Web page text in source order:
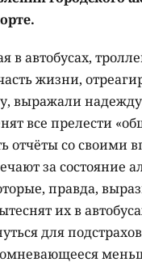
автобусах,
жизни,
выражали
все прелести
отчёты со своими
за состояние
правда,
их в
для